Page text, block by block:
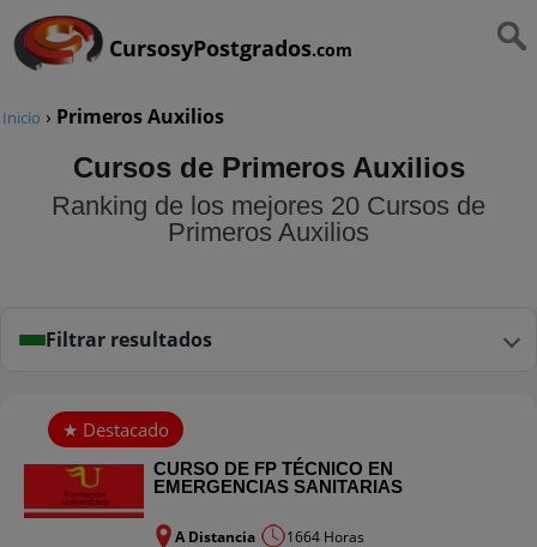
CursosyPostgrados.com
Inicio › Primeros Auxilios
Cursos de Primeros Auxilios
Ranking de los mejores 20 Cursos de
Primeros Auxilios
Filtrar resultados
CURSO DE FP TÉCNICO EN
EMERGENCIAS SANITARIAS
A Distancia 1664 Horas